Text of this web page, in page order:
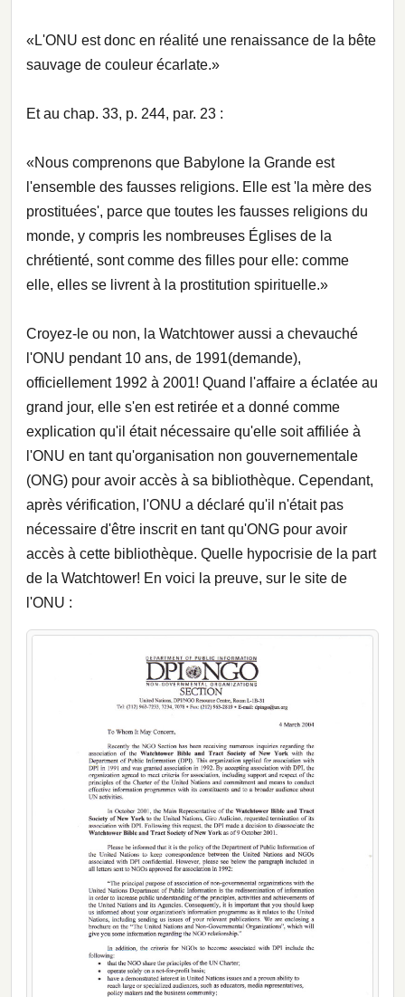
«L'ONU est donc en réalité une renaissance de la bête
sauvage de couleur écarlate.»
Et au chap. 33, p. 244, par. 23 :
«Nous comprenons que Babylone la Grande est
l'ensemble des fausses religions. Elle est 'la mère des
prostituées', parce que toutes les fausses religions du
monde, y compris les nombreuses Églises de la
chrétienté, sont comme des filles pour elle: comme
elle, elles se livrent à la prostitution spirituelle.»
Croyez-le ou non, la Watchtower aussi a chevauché
l'ONU pendant 10 ans, de 1991(demande),
officiellement 1992 à 2001! Quand l'affaire a éclatée au
grand jour, elle s'en est retirée et a donné comme
explication qu'il était nécessaire qu'elle soit affiliée à
l'ONU en tant qu'organisation non gouvernementale
(ONG) pour avoir accès à sa bibliothèque. Cependant,
après vérification, l'ONU a déclaré qu'il n'était pas
nécessaire d'être inscrit en tant qu'ONG pour avoir
accès à cette bibliothèque. Quelle hypocrisie de la part
de la Watchtower! En voici la preuve, sur le site de
l'ONU :